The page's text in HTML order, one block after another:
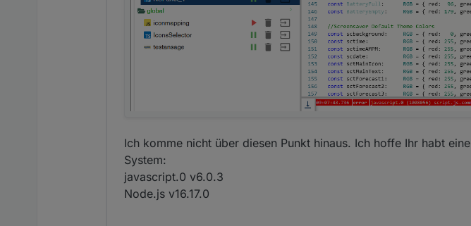
Ich komme nicht über diesen Punkt hinaus. Ich hoffe Ihr habt
System:
javascript.0 v6.0.3
Node.js v16.17.0